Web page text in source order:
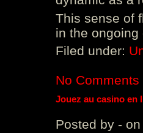
This sense of
in the ongoing
Filed under:
No Comments
Jouez au casino en
Posted by - on